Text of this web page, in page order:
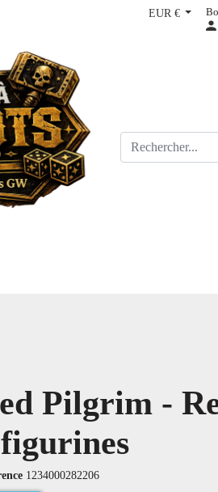
EUR €
Pilgrim -
1234000282206